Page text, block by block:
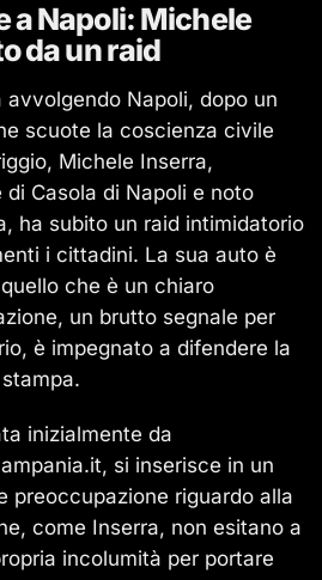
a Napoli: Michele
da un raid
Napoli, dopo un
scuote la coscienza civile
Michele Inserra,
Casola di Napoli e noto
ha subito un raid intimidatorio
i cittadini. La sua auto è
che è un chiaro
un brutto segnale per
è impegnato a difendere la
inizialmente da
si inserisce in un
preoccupazione riguardo alla
come Inserra, non esitano a
incolumità per portare